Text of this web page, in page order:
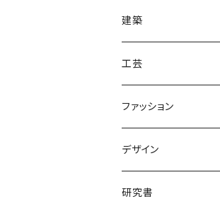
海外
建築
工芸
ファッション
デザイン
研究書